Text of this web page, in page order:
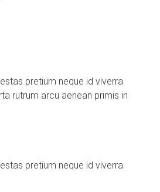
pretium neque id viverra
rutrum arcu aenean primis in
pretium neque id viverra